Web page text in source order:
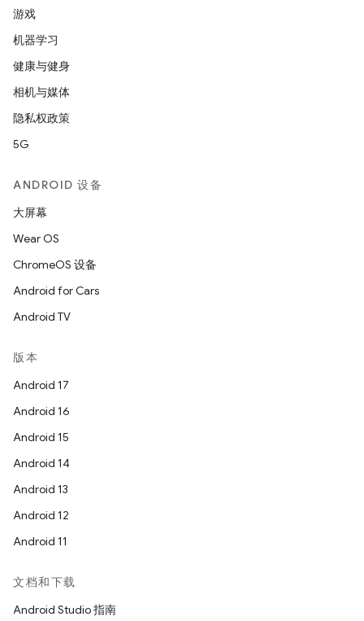
游戏
机器学习
健康与健身
相机与媒体
隐私权政策
5G
ANDROID 设备
大屏幕
Wear OS
ChromeOS 设备
Android for Cars
Android TV
版本
Android 17
Android 16
Android 15
Android 14
Android 13
Android 12
Android 11
文档和下载
Android Studio 指南